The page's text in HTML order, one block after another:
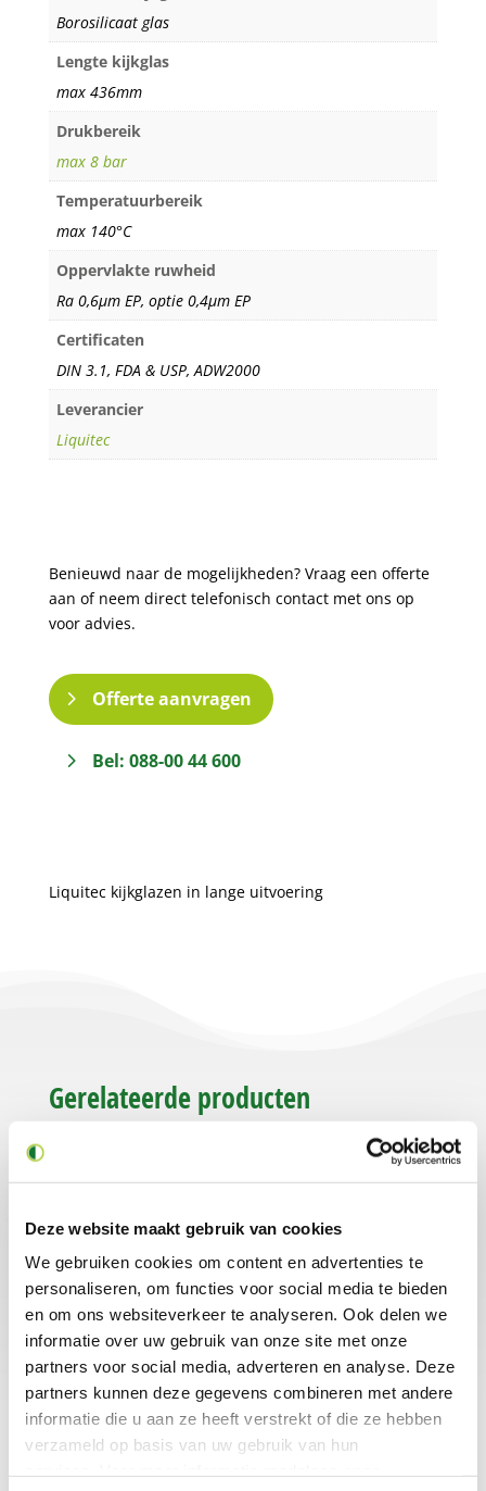
Deze website maakt gebruik van cookies
We gebruiken cookies om content en advertenties te
personaliseren, om functies voor social media te bieden
en om ons websiteverkeer te analyseren. Ook delen we
informatie over uw gebruik van onze site met onze
partners voor social media, adverteren en analyse. Deze
partners kunnen deze gegevens combineren met andere
informatie die u aan ze heeft verstrekt of die ze hebben
verzameld op basis van uw gebruik van hun
Borosilicaat glas
Lengte kijkglas
max 436mm
Drukbereik
max 8 bar
Temperatuurbereik
max 140°C
Oppervlakte ruwheid
Ra 0,6µm EP, optie 0,4µm EP
Certificaten
DIN 3.1, FDA & USP, ADW2000
Leverancier
Liquitec
Benieuwd naar de mogelijkheden? Vraag een offerte
aan of neem direct telefonisch contact met ons op
voor advies.
Offerte aanvragen
Bel: 088-00 44 600
Liquitec kijkglazen in lange uitvoering
Gerelateerde producten
Tank- en
vatencomponent
Bio-t Type ZA, ZT
Tank- en
vatencomponent
Bio-t Type ZD